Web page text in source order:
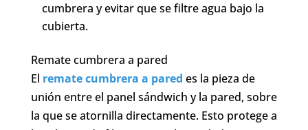
cumbrera y evitar que se filtre agua bajo la
cubierta.
Remate cumbrera a pared
El remate cumbrera a pared es la pieza de
unión entre el panel sándwich y la pared, sobre
la que se atornilla directamente. Esto protege a